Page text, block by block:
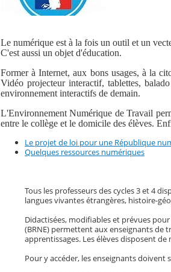
Le numérique est à la fois un outil et un
C'est aussi un objet d'éducation.
Former à Internet, aux bons usages, à la
Vidéo projecteur interactif, tablettes,
environnement interactifs de demain.
L'Environnement Numérique de Travail
entre le collège et le domicile des élèves.
Le projet de loi pour une République
Quelques ressources numériques
Tous les professeurs des cycles 3 et 4
langues vivantes étrangères, histoire-
Didactisées, modifiables et prévues
(BRNE) permettent aux enseignants de
apprentissages. Les élèves disposent
Pour y accéder, les enseignants doivent